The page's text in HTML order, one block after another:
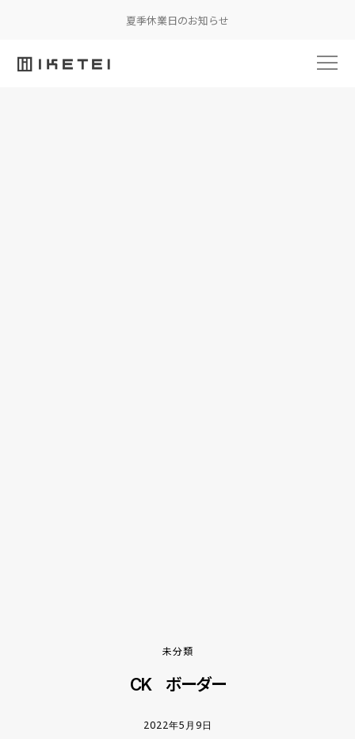
夏季休業日のお知らせ
未分類
CK ボーダー
2022年5月9日